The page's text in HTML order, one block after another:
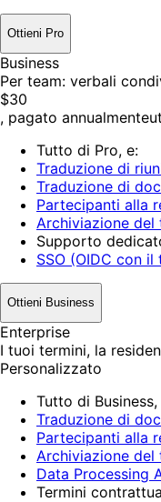
Ottieni Pro
Business
Per team: verbali
$30
, pagato annualmente
Tutto di Pro, e:
Traduzione di
Traduzione di
Partecipanti alla
Archiviazione del
Supporto
SSO (OIDC con il
Ottieni Business
Enterprise
I tuoi termini, la
Personalizzato
Tutto di Business,
Traduzione di
Partecipanti alla
Archiviazione del
Data Processing
Termini